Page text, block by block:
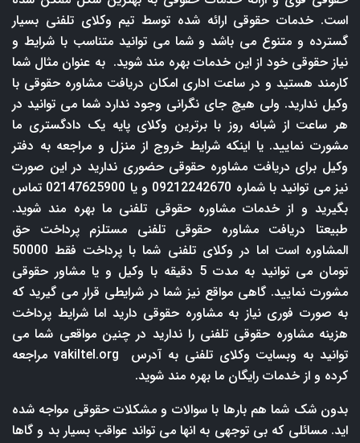
است. خدمات حقوقی ارائه شده توسط تیم وکلای تلفنی بسیار
گسترده و متنوع می باشد و شما می توانید متناسب با شرایط و
نیاز حقوقی خود از این خدمات بهره مند شوید. به عنوان مثال شما
کارمند هستید و در ساعت اداری امکان دریافت مشاوره حقوقی با
وکیل ندارید. ولی هیچ جای نگرانی وجود ندارد شما می توانید در
هر ساعت از شبانه روز با برترین وکلای پایه یک دادگستری ما
مشورت نمایید. یا اینکه شرایط خروج از منزل و مراجعه به دفتر
وکیل برای دریافت مشاوره حقوقی حضوری ندارید در این صورت
نیز می توانید با شماره 09212242670 و یا 02147625900 تماس
بگیرید و از خدمات مشاوره حقوقی تلفنی ما بهره مند شوید.
طبیعتا دریافت مشاوره حقوقی تلفنی مستلزم پرداخت حق
المشاوره است اما در وکلای تلفنی شما با پرداخت فقط 50000
تومان می توانید به مدت 5 دقیقه با وکیل و یا مشاور حقوقی
مشورت نمایید. گاهی مواقع نیز شما در شرایطی قرار می گیرید که
به صورت فوری نیاز به مشاوره حقوقی دارید اما شرایط پرداخت
هزینه مشاوره حقوقی تلفنی را ندارید در چنین مواقعی شما می
توانید به وبسایت وکلای تلفنی به آدرس
vakiltel.org مراجعه
کرده و از خدمات رایگان ما بهره مند شوید.
بدون شک شما هم بارها با سوالات و مشکلات حقوقی مواجه شده
اید. مسائلی که بی توجهی به انها می تواند عواقب بسیار بد و گاها